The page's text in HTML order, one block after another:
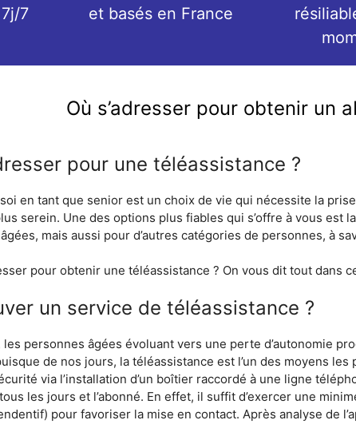
7
et basés en France
Où s’adresser pour obtenir un
pour une téléassistance ?
en tant que senior est un choix de vie qui nécessite la
serein. Une des options plus fiables qui s’offre à vous est la
mais aussi pour d’autres catégories de personnes, à
pour obtenir une téléassistance ? On vous dit tout dans
un service de téléassistance ?
les personnes âgées évoluant vers une perte d’autonomie
de nos jours, la téléassistance est l’un des moyens
via l’installation d’un boîtier raccordé à une ligne
les jours et l’abonné. En effet, il suffit d’exercer une
pour favoriser la mise en contact. Après analyse de